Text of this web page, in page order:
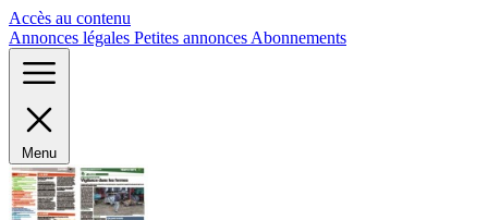
Accès au contenu
Annonces légales Petites annonces Abonnements
Menu
Panneau de gestion des cookies